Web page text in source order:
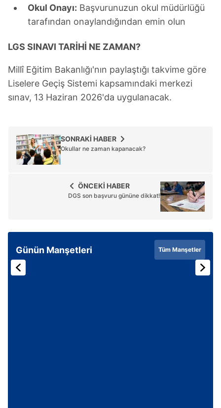
Okul Onayı: Başvurunuzun okul müdürlüğü
tarafından onaylandığından emin olun
LGS SINAVI TARİHİ NE ZAMAN?
Millî Eğitim Bakanlığı'nın paylaştığı takvime göre
Liselere Geçiş Sistemi kapsamındaki merkezi
sınav, 13 Haziran 2026'da uygulanacak.
SONRAKİ HABER
Okullar ne zaman kapanacak?
ÖNCEKİ HABER
DGS son başvuru gününe dikkat!
Günün Manşetleri Tüm Manşetler